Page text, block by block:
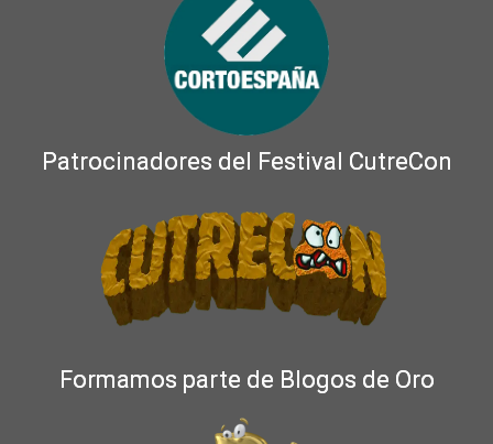
Patrocinadores del Festival CutreCon
Formamos parte de Blogos de Oro